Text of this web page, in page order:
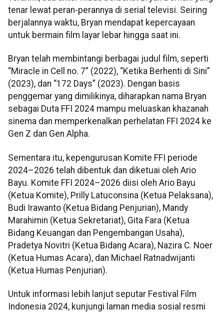
tenar lewat peran-perannya di serial televisi. Seiring
berjalannya waktu, Bryan mendapat kepercayaan
untuk bermain film layar lebar hingga saat ini.
Bryan telah membintangi berbagai judul film, seperti
“Miracle in Cell no. 7” (2022), “Ketika Berhenti di Sini”
(2023), dan “172 Days” (2023). Dengan basis
penggemar yang dimilikinya, diharapkan nama Bryan
sebagai Duta FFI 2024 mampu meluaskan khazanah
sinema dan memperkenalkan perhelatan FFI 2024 ke
Gen Z dan Gen Alpha.
Sementara itu, kepengurusan Komite FFI periode
2024–2026 telah dibentuk dan diketuai oleh Ario
Bayu. Komite FFI 2024–2026 diisi oleh Ario Bayu
(Ketua Komite), Prilly Latuconsina (Ketua Pelaksana),
Budi Irawanto (Ketua Bidang Penjurian), Mandy
Marahimin (Ketua Sekretariat), Gita Fara (Ketua
Bidang Keuangan dan Pengembangan Usaha),
Pradetya Novitri (Ketua Bidang Acara), Nazira C. Noer
(Ketua Humas Acara), dan Michael Ratnadwijanti
(Ketua Humas Penjurian).
Untuk informasi lebih lanjut seputar Festival Film
Indonesia 2024, kunjungi laman media sosial resmi